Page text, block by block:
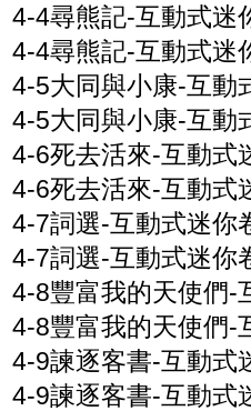
4-4尋熊記-互動式迷
4-4尋熊記-互動式迷
4-5大同與小康-互動
4-5大同與小康-互動
4-6死去活來-互動式
4-6死去活來-互動式
4-7詞選-互動式迷你
4-7詞選-互動式迷你
4-8豐富我的天使們-
4-8豐富我的天使們-
4-9諫逐客書-互動式
4-9諫逐客書-互動式